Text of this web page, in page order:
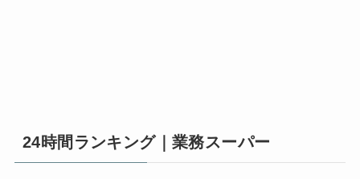
24時間ランキング｜業務スーパー